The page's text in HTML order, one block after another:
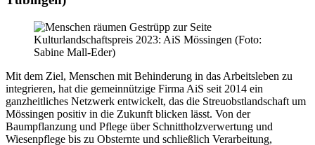
Kulturlandschaftspreis 2023: AiS Mössingen (Foto:
Sabine Mall-Eder)
Mit dem Ziel, Menschen mit Behinderung in das Arbeitsleben zu
integrieren, hat die gemeinnützige Firma AiS seit 2014 ein
ganzheitliches Netzwerk entwickelt, das die Streuobstlandschaft um
Mössingen positiv in die Zukunft blicken lässt. Von der
Baumpflanzung und Pflege über Schnittholzverwertung und
Wiesenpflege bis zu Obsternte und schließlich Verarbeitung,